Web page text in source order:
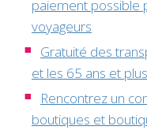
paiement possible
voyageurs
Gratuité des
et les 65 ans et plus
Rencontrez un
boutiques et